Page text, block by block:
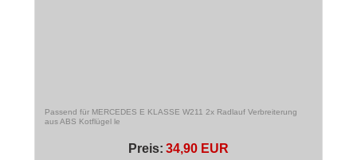
Passend für MERCEDES E KLASSE W211 2x Radlauf Verbreiterung
aus ABS Kotflügel le
Preis: 34,90 EUR